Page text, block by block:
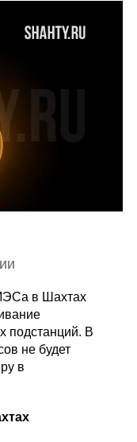
в Шахтах
подстанций. В
не будет
в